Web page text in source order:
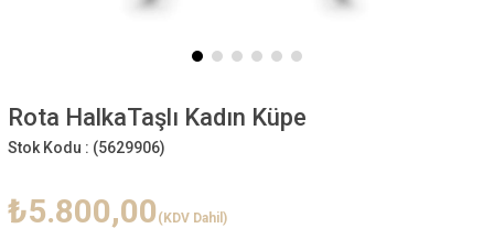
Rota HalkaTaşlı Kadın Küpe
Stok Kodu : (5629906)
₺5.800,00 (KDV Dahil)